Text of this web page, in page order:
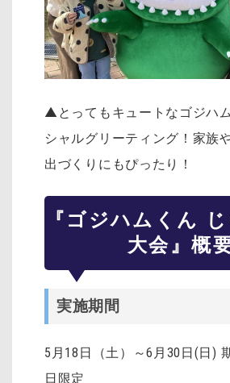
▲とってもキュートなゴジハ
シャルグリーティング！家族
出づくりにもぴったり！
『ゴジハムくん
大会』概
実施期間
5月18日（土）～6月30日(日)
日限定